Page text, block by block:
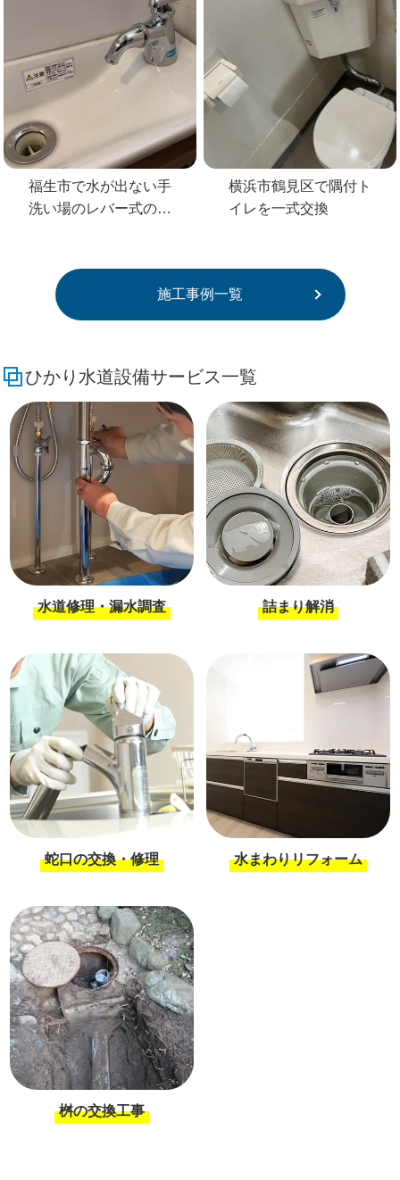
福生市で水が出ない手
洗い場のレバー式の蛇
横浜市鶴見区で隅付ト
イレを一式交換
施工事例一覧
ひかり水道設備サービス一覧
水道修理・漏水調査 詰まり解消
蛇口の交換・修理 水まわりリフォーム
桝の交換工事